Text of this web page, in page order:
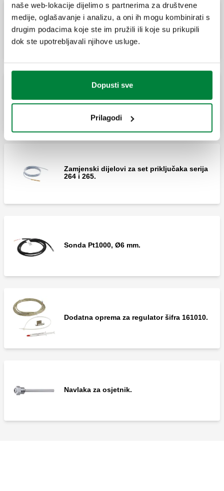
naše web-lokacije dijelimo s partnerima za društvene
medije, oglašavanje i analizu, a oni ih mogu kombinirati s
drugim podacima koje ste im pružili ili koje su prikupili
dok ste upotrebljavali njihove usluge.
Dopusti sve
Prilagodi
Čahura za sondu Ø15 mm.
MISSING
Zamjenski dijelovi za set priključaka serija
264 i 265.
Sonda Pt1000, Ø6 mm.
Dodatna oprema za regulator šifra 161010.
Navlaka za osjetnik.